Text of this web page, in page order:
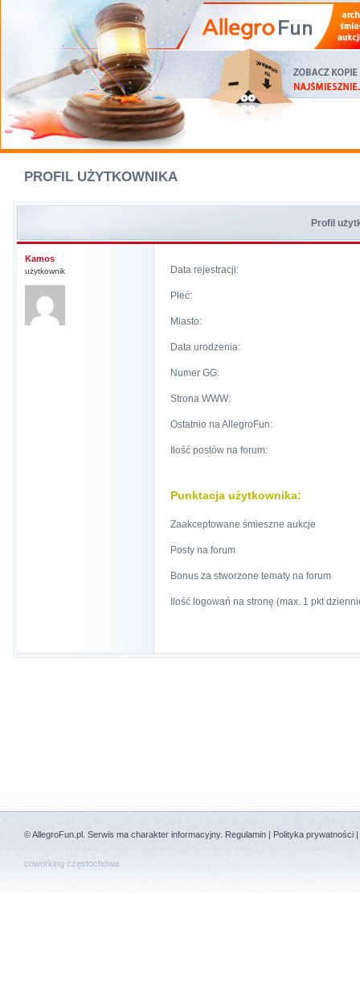
PROFIL UŻYTKOWNIKA
Profil
Kamos
użytkownik Data rejestracji:
Płeć:
Miasto:
Data urodzenia:
Numer GG:
Strona WWW:
Ostatnio na AllegroFun:
Ilość postów na forum:
Punktacja użytkownika:
Zaakceptowane śmieszne aukcje
Posty na forum
Bonus za stworzone tematy na forum
Ilość logowań na stronę (max. 1 pkt
©AllegroFun.pl . Serwis ma charakter informacyjny. Regulamin | Polityka prywatności |
coworking częstochowa